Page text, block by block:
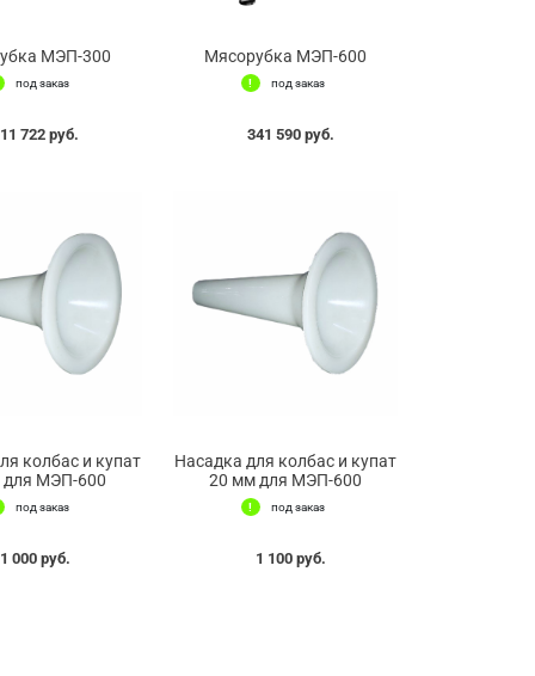
МЭП-300
под заказ
722 руб.
Мясорубка МЭП-600
под заказ
341 590 руб.
колбас и купат
для МЭП-600
под заказ
1 000 руб.
Насадка для колбас и купат
20 мм для МЭП-600
под заказ
1 100 руб.